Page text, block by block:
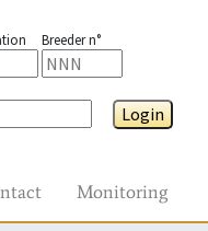
Breeder n°
Login
Monitoring